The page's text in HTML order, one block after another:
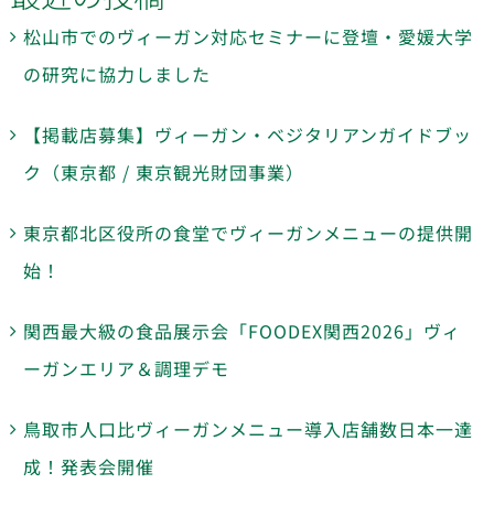
松山市でのヴィーガン対応セミナーに登壇・愛媛大学
の研究に協力しました
【掲載店募集】ヴィーガン・ベジタリアンガイドブッ
ク（東京都 / 東京観光財団事業）
東京都北区役所の食堂でヴィーガンメニューの提供開
始！
関西最大級の食品展示会「FOODEX関西2026」ヴィ
ーガンエリア＆調理デモ
鳥取市人口比ヴィーガンメニュー導入店舗数日本一達
成！発表会開催